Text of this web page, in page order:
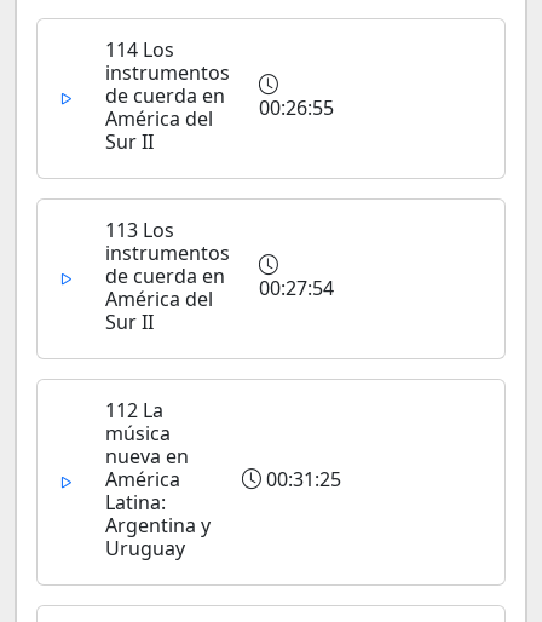
114 Los
instrumentos
de cuerda en
América del
Sur II
00:26:55
113 Los
instrumentos
de cuerda en
América del
Sur II
00:27:54
112 La
música
nueva en
América
Latina:
Argentina y
Uruguay
00:31:25